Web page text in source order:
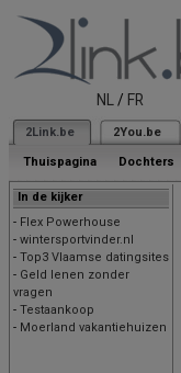
NL / FR
2Link.be 2You.be
Thuispagina Dochters
In de kijker
- Flex Powerhouse
- wintersportvinder.nl
- Top3 Vlaamse datingsites
- Geld lenen zonder
vragen
- Testaankoop
- Moerland vakantiehuizen